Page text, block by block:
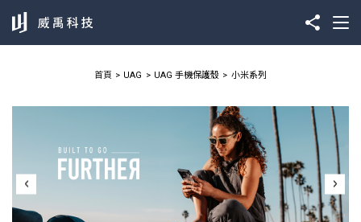
首頁 UAG UAG 手機保護殼 小米系列